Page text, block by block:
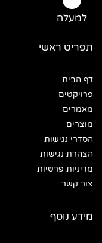
למעלה
תפריט ראשי
דף הבית
פרויקטים
מאמרים
מוצרים
הסדרי נגישות
הצהרת נגישות
מדיניות פרטיות
צור קשר
מידע נוסף